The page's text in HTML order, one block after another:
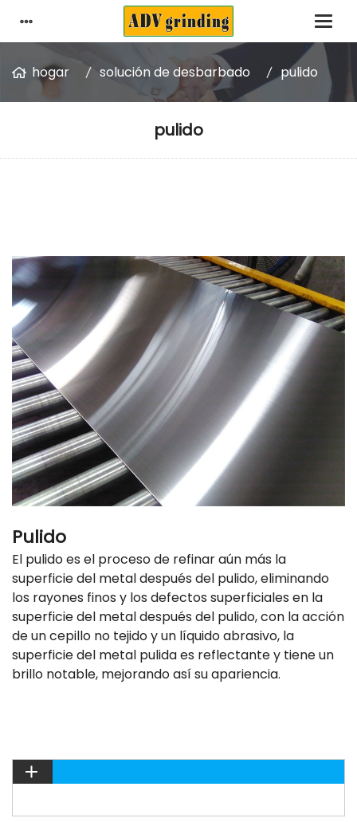
hogar solución de desbarbado pulido
pulido
Pulido
El pulido es el proceso de refinar aún más la
superficie del metal después del pulido, eliminando
los rayones finos y los defectos superficiales en la
superficie del metal después del pulido, con la acción
de un cepillo no tejido y un líquido abrasivo, la
superficie del metal pulida es reflectante y tiene un
brillo notable, mejorando así su apariencia.